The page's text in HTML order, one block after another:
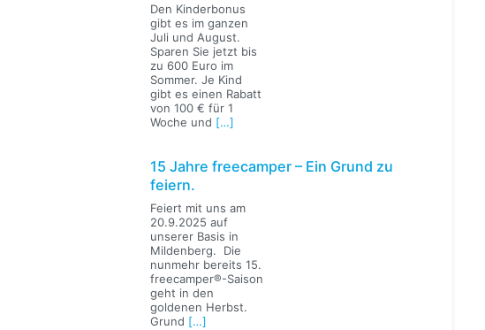
Den Kinderbonus
gibt es im ganzen
Juli und August.
Sparen Sie jetzt bis
zu 600 Euro im
Sommer. Je Kind
gibt es einen Rabatt
von 100 € für 1
Woche und […]
15 Jahre freecamper – Ein Grund zu
feiern.
Feiert mit uns am
20.9.2025 auf
unserer Basis in
Mildenberg. Die
nunmehr bereits 15.
freecamper®-Saison
geht in den
goldenen Herbst.
Grund […]